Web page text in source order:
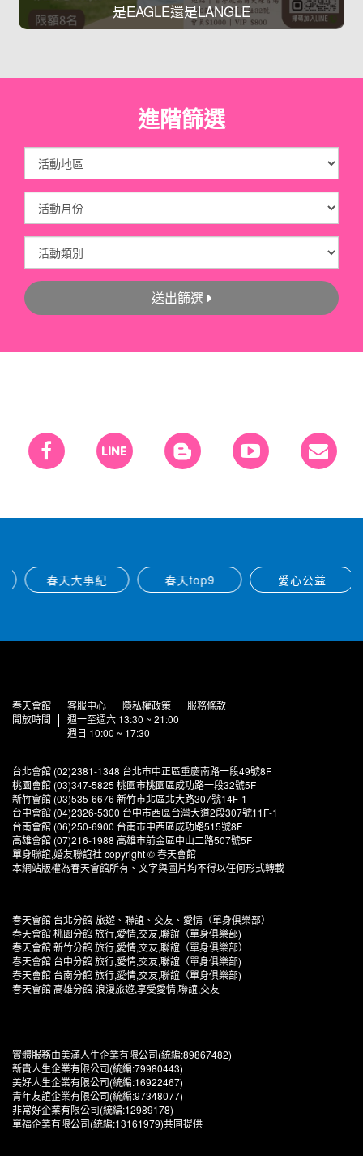
是EAGLE還是LANGLE
進階篩選
送出篩選
春天大事紀 春天top9 愛心公益
春天會館 客服中心 隱私權政策
服務條款
開放時間
週一至週六 13:30 ~ 21:00
週日 10:00 ~ 17:30
台北會館 (02)2381-1348 台北市中正區重慶南路一段49號8F
桃園會館 (03)347-5825 桃園市桃園區成功路一段32號5F
新竹會館 (03)535-6676 新竹市北區北大路307號14F-1
台中會館 (04)2326-5300 台中市西區台灣大道2段307號11F-1
台南會館 (06)250-6900 台南市中西區成功路515號8F
高雄會館 (07)216-1988 高雄市前金區中山二路507號5F
單身聯誼,婚友聯誼社 copyright © 春天會館
本網站版權為春天會館所有、文字與圖片均不得以任何形式轉載
春天會館 台北分館-旅遊、聯誼、交友、愛情（單身俱樂部）
春天會館 桃園分館 旅行,愛情,交友,聯誼（單身俱樂部)
春天會館 新竹分館 旅行,愛情,交友,聯誼（單身俱樂部）
春天會館 台中分館 旅行,愛情,交友,聯誼（單身俱樂部)
春天會館 台南分館 旅行,愛情,交友,聯誼（單身俱樂部)
春天會館 高雄分館-浪漫旅遊,享受愛情,聯誼,交友
實體服務由美滿人生企業有限公司(統編:89867482)
新貴人生企業有限公司(統編:79980443)
美好人生企業有限公司(統編:16922467)
青年友誼企業有限公司(統編:97348077)
非常好企業有限公司(統編:12989178)
單福企業有限公司(統編:13161979)共同提供